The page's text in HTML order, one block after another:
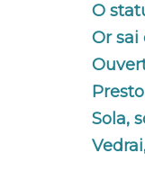
O
Or sai
Sola,